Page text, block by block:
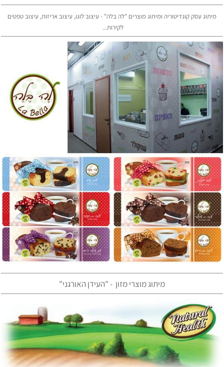
מיתוג עסק קונדיטוריה ומיתוג מוצרים "לה בלה" - עיצוב לוגו, עיצוב אריזות, עיצוב טפטים
לקירות...
מיתוג מוצרי מזון - "העידן האורגני"